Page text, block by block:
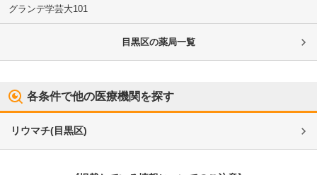
グランデ学芸大101
目黒区の薬局一覧
各条件で他の医療機関を探す
リウマチ(目黒区)